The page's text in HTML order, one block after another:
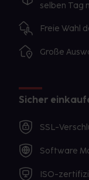
selben Tag
Freie Wahl
Große
Sicher
SSL-
Software
ISO-